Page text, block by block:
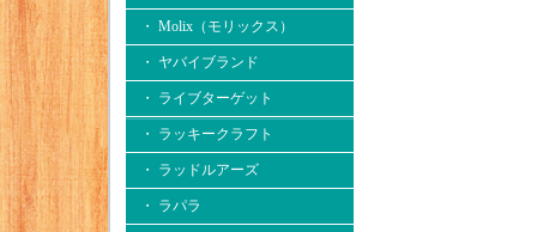
・ Molix（モリックス）
・ ヤバイブランド
・ ライブターゲット
・ ラッキークラフト
・ ラッドルアーズ
・ ラパラ